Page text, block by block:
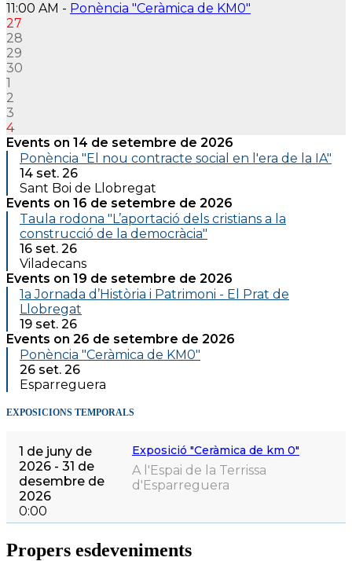
11:00 AM - Ponència "Ceràmica de KM0"
27
28
29
30
1
2
3
4
Events on 14 de setembre de 2026
Ponència "El nou contracte social en l'era de la IA"
14 set. 26
Sant Boi de Llobregat
Events on 16 de setembre de 2026
Taula rodona "L’aportació dels cristians a la
construcció de la democràcia"
16 set. 26
Viladecans
Events on 19 de setembre de 2026
1a Jornada d’Història i Patrimoni - El Prat de
Llobregat
19 set. 26
Events on 26 de setembre de 2026
Ponència "Ceràmica de KM0"
26 set. 26
Esparreguera
EXPOSICIONS TEMPORALS
Exposició "Ceràmica de km 0"
1 de juny de
2026 - 31 de
desembre de
2026
0:00
A l'Espai de la Terrissa
d'Esparreguera
Propers esdeveniments